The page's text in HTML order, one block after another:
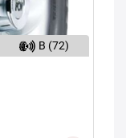
B (72)